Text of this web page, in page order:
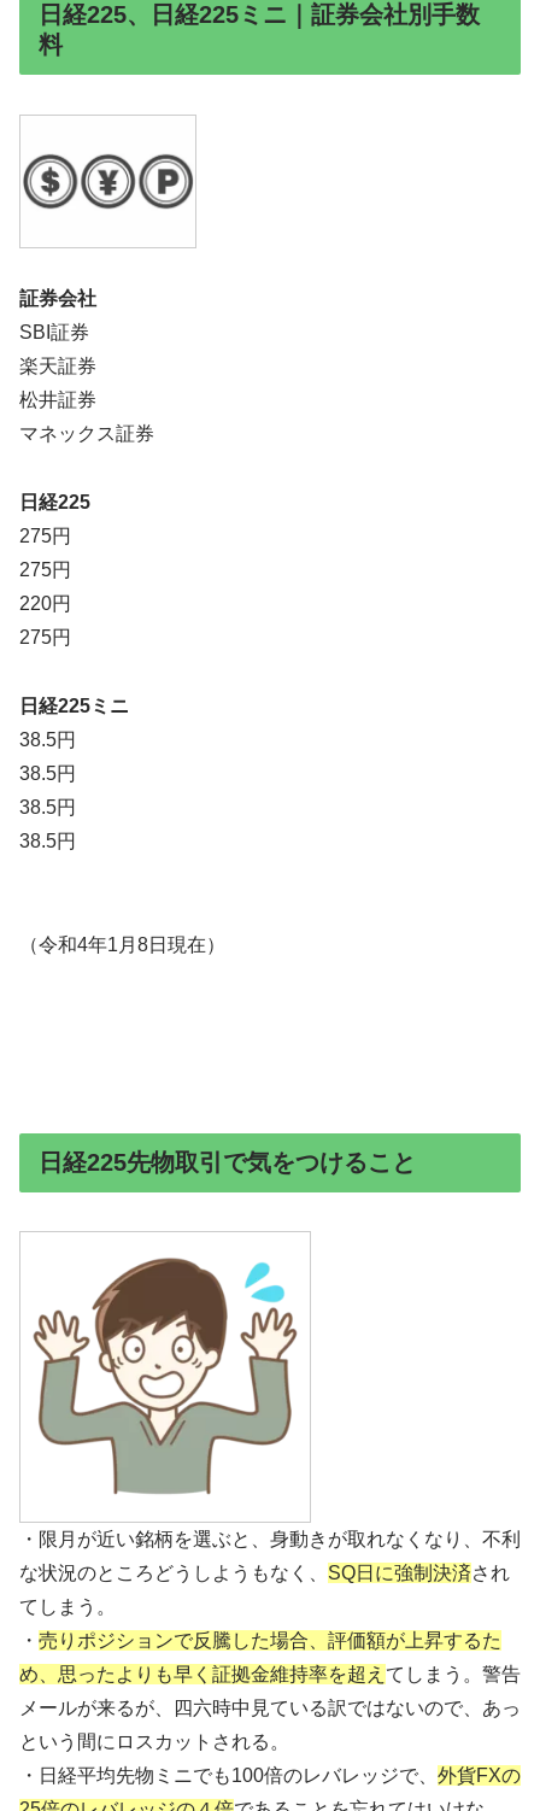
日経225、日経225ミニ｜証券会社別手数
料
証券会社
SBI証券
楽天証券
松井証券
マネックス証券
日経225
275円
275円
220円
275円
日経225ミニ
38.5円
38.5円
38.5円
38.5円
（令和4年1月8日現在）
日経225先物取引で気をつけること
・限月が近い銘柄を選ぶと、身動きが取れなくなり、不利
な状況のところどうしようもなく、 SQ日に強制決済され
てしまう。
・ 売りポジションで反騰した場合、評価額が上昇するた
め、思ったよりも早く証拠金維持率を超え てしまう。警告
メールが来るが、四六時中見ている訳ではないので、あっ
という間にロスカットされる。
・日経平均先物ミニでも100倍のレバレッジで、 外貨FXの